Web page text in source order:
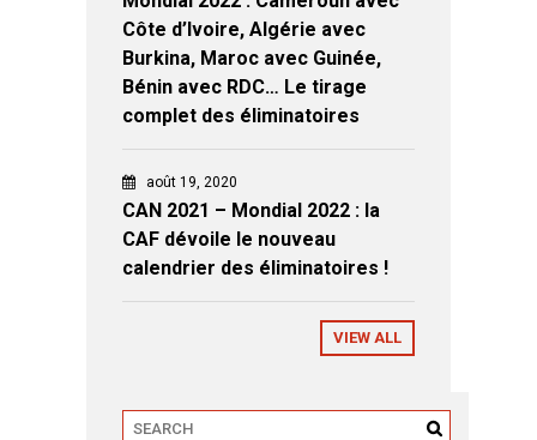
Côte d’Ivoire, Algérie avec
Burkina, Maroc avec Guinée,
Bénin avec RDC… Le tirage
complet des éliminatoires
août 19, 2020
CAN 2021 – Mondial 2022 : la
CAF dévoile le nouveau
calendrier des éliminatoires !
VIEW ALL